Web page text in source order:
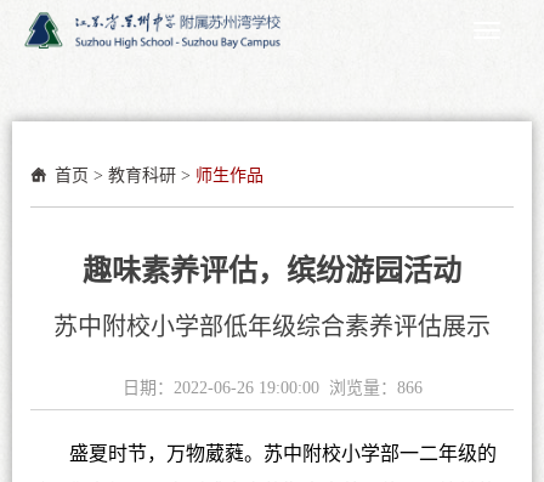
首页 > 教育科研 > 师生作品
趣味素养评估，缤纷游园活动
苏中附校小学部低年级综合素养评估展示
日期：2022-06-26 19:00:00 浏览量： 866
盛夏时节，万物葳蕤。苏中附校小学部一二年级的